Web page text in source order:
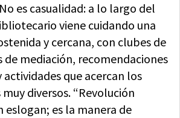
es casualidad: a lo largo del
viene cuidando una
y cercana, con clubes de
de mediación, recomendaciones
actividades que acercan los
diversos. “Revolución
eslogan; es la manera de